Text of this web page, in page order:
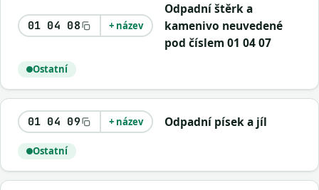
01 04 08 + název
Odpadní štěrk a
kamenivo neuvedené
pod číslem 01 04 07
Ostatní
01 04 09 + název Odpadní písek a jíl
Ostatní